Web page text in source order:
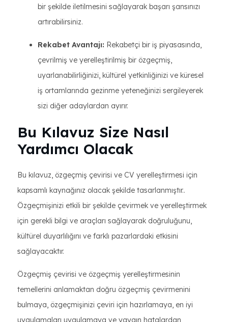
bir şekilde iletilmesini sağlayarak başarı şansınızı
artırabilirsiniz.
Rekabet Avantajı: Rekabetçi bir iş piyasasında,
çevrilmiş ve yerelleştirilmiş bir özgeçmiş,
uyarlanabilirliğinizi, kültürel yetkinliğinizi ve küresel
iş ortamlarında gezinme yeteneğinizi sergileyerek
sizi diğer adaylardan ayırır.
Bu Kılavuz Size Nasıl
Yardımcı Olacak
Bu kılavuz, özgeçmiş çevirisi ve CV yerelleştirmesi için
kapsamlı kaynağınız olacak şekilde tasarlanmıştır..
Özgeçmişinizi etkili bir şekilde çevirmek ve yerelleştirmek
için gerekli bilgi ve araçları sağlayarak doğruluğunu,
kültürel duyarlılığını ve farklı pazarlardaki etkisini
sağlayacaktır.
Özgeçmiş çevirisi ve özgeçmiş yerelleştirmesinin
temellerini anlamaktan doğru özgeçmiş çevirmenini
bulmaya, özgeçmişinizi çeviri için hazırlamaya, en iyi
uygulamaları uygulamaya ve yaygın hatalardan